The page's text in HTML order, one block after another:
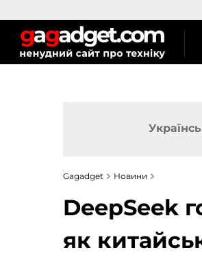
Gagadget Новини
DeepSeek
як